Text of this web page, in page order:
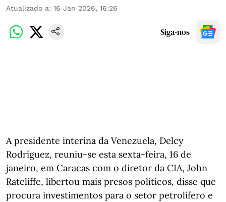
Atualizado a: 16 Jan 2026, 16:26
Siga-nos
A presidente interina da Venezuela, Delcy
Rodríguez, reuniu-se esta sexta-feira, 16 de
janeiro, em Caracas com o diretor da CIA, John
Ratcliffe, libertou mais presos políticos, disse que
procura investimentos para o setor petrolífero e